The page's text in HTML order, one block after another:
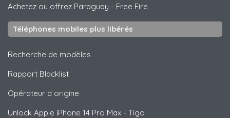
Achetez ou offrez Paraguay - Free Fire
Téléphones mobiles plus libérés
Recherche de modèles
Rapport Blacklist
Opérateur d origine
Unlock Apple iPhone 14 Pro Max - Tigo